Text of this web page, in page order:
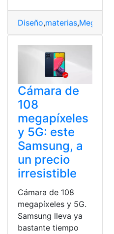
Diseño,materias,
Cámara de
108
megapíxeles
y 5G: este
Samsung, a
un precio
irresistible
Cámara de 108
megapíxeles y 5G.
Samsung lleva ya
bastante tiempo